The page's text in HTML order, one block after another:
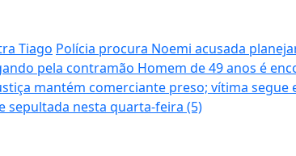
Tiago Polícia procura Noemi acusada
pela contramão Homem de 49 anos é
mantém comerciante preso; vítima segue
sepultada nesta quarta-feira (5)